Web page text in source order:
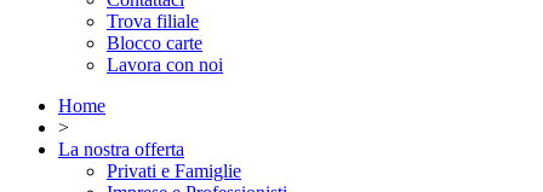
Trova filiale
Blocco carte
Lavora con noi
Home
>
La nostra offerta
Privati e Famiglie